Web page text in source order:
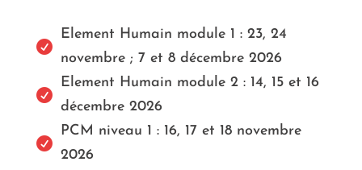

Element Humain module 1 : 23, 24
novembre ; 7 et 8 décembre 2026

Element Humain module 2 : 14, 15 et 16
décembre 2026

PCM niveau 1 : 16, 17 et 18 novembre
2026